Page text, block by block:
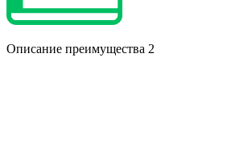
Описание преимущества 2